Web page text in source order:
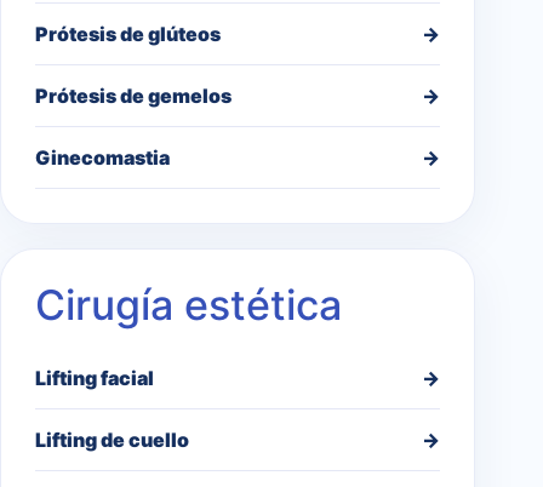
Prótesis de glúteos →
Prótesis de gemelos →
Ginecomastia →
Cirugía estética
Lifting facial →
Lifting de cuello →